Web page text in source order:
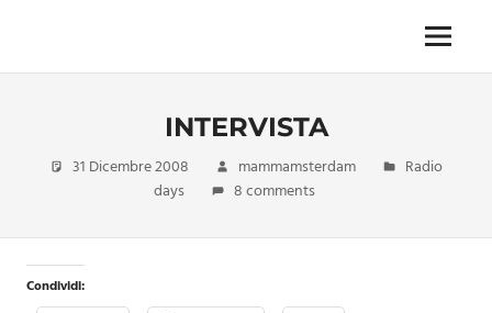
content
imprescindibile,
formato
monodose
Menu
INTERVISTA
31 Dicembre 2008 mammamsterdam
Radio
days
8 comments
Condividi: